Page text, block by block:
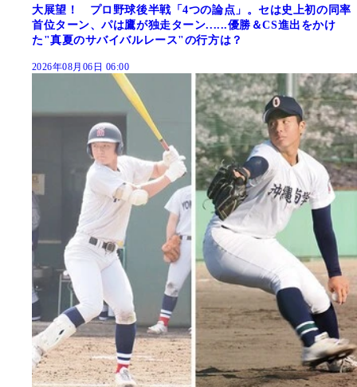
大展望！ プロ野球後半戦「4つの論点」。セは史上初の同率
首位ターン、パは鷹が独走ターン......優勝＆CS進出をかけ
た"真夏のサバイバルレース"の行方は？
2026年08月06日 06:00